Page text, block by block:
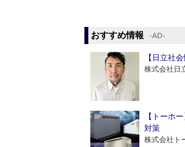
おすすめ情報 ‐AD‐
【日立社
株式会社日
【トーホ
対策
株式会社ト